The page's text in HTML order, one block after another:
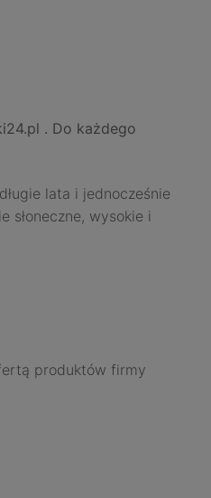
. Do każdego
lata i jednocześnie
słoneczne, wysokie i
produktów firmy